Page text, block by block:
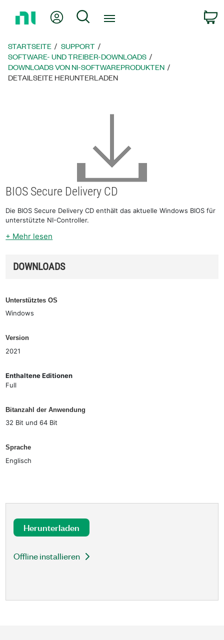
zur
Mein KontoSuche
STARTSEITE
SUPPORT
SOFTWARE- UND TREIBER-DOWNLOADS
DOWNLOADS VON NI-SOFTWAREPRODUKTEN
DETAILSEITE HERUNTERLADEN
BIOS Secure Delivery CD
Die BIOS Secure Delivery CD enthält das aktuelle Windows BIOS für
unterstützte NI-Controller.
+ Mehr lesen
DOWNLOADS
Unterstütztes OS
Windows
Version
2021
Enthaltene Editionen
Full
Bitanzahl der Anwendung
32 Bit und 64 Bit
Sprache
Englisch
Herunterladen
Offline installieren